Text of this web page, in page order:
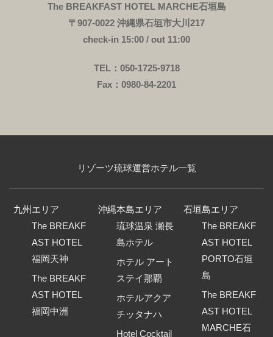
The BREAKFAST HOTEL MARCHE石垣島
〒907-0022 沖縄県石垣市大川217
check-in 15:00 / out 11:00
TEL：050-1725-9718
Fax：0980-84-2201
リゾーツ琉球運営ホテル一覧
九州エリア
The BREAKF
AST HOTEL
福岡天神
The BREAKF
AST HOTEL
福岡中洲
沖縄本島エリア
琉球温泉 瀬長
島ホテル
ホテル アート
ステイ那覇
ホテルアクア
チッタナハ
Hotel Cocktail
石垣島エリア
The BREAKF
AST HOTEL
PORTO石垣
島
The BREAKF
AST HOTEL
MARCHE石